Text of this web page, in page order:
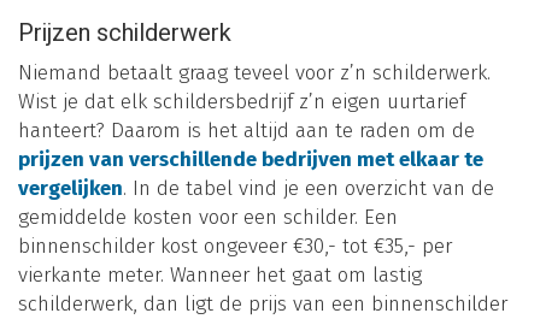
Prijzen schilderwerk
Niemand betaalt graag teveel voor z’n schilderwerk.
Wist je dat elk schildersbedrijf z’n eigen uurtarief
hanteert? Daarom is het altijd aan te raden om de
prijzen van verschillende bedrijven met elkaar te
vergelijken. In de tabel vind je een overzicht van de
gemiddelde kosten voor een schilder. Een
binnenschilder kost ongeveer €30,- tot €35,- per
vierkante meter. Wanneer het gaat om lastig
schilderwerk, dan ligt de prijs van een binnenschilder